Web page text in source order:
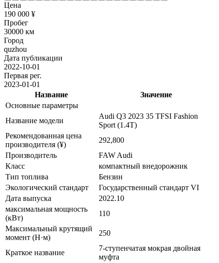
Цена
190 000 ¥
Пробег
30000 км
Город
quzhou
Дата публикации
2022-10-01
Первая рег.
2023-01-01
Название
Значение
Основные параметры
Название модели
Audi Q3 2023 35 TFSI Fashion
Sport (1.4T)
Рекомендованная цена
производителя (¥)
292,800
Производитель
FAW Audi
Класс
компактный внедорожник
Тип топлива
Бензин
Экологический стандарт
Государственный стандарт VI
Дата выпуска
2022.10
максимальная мощность
(кВт)
110
Максимальный крутящий
момент (Н·м)
250
Краткое название
7-ступенчатая мокрая двойная
муфта